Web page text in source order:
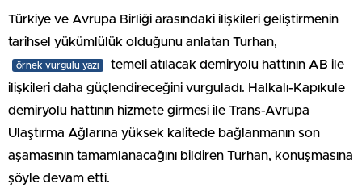
Türkiye ve Avrupa Birliği arasındaki ilişkileri geliştirmenin
tarihsel yükümlülük olduğunu anlatan Turhan,
örnek vurgulu yazı
temeli atılacak demiryolu hattının AB ile
ilişkileri daha güçlendireceğini vurguladı. Halkalı-Kapıkule
demiryolu hattının hizmete girmesi ile Trans-Avrupa
Ulaştırma Ağlarına yüksek kalitede bağlanmanın son
aşamasının tamamlanacağını bildiren Turhan, konuşmasına
şöyle devam etti.